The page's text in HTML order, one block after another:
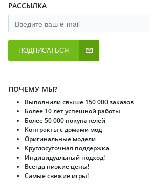
РАССЫЛКА
ПОДПИСАТЬСЯ
ПОЧЕМУ МЫ?
Выполнили свыше 150 000 заказов
Более 10 лет успешной работы
Более 50 000 покупателей
Контракты с домами мод
Оригинальные модели
Круглосуточная поддержка
Индивидуальный подход!
Всегда низкие цены!
Самые свежие игры!